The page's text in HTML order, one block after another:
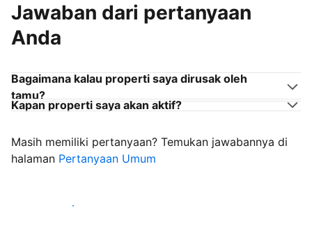
Jawaban dari pertanyaan
Anda
Bagaimana kalau properti saya dirusak oleh
tamu?
Kapan properti saya akan aktif?
Masih memiliki pertanyaan? Temukan jawabannya di
halaman Pertanyaan Umum
Mulai sambut tamu